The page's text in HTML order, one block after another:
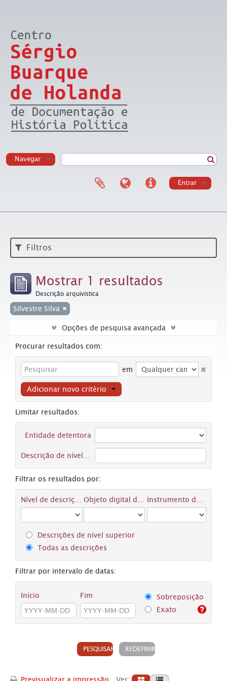
Navegar
Entrar
Filtros
Mostrar 1 resultados
Descrição arquivística
Silvestre Silva
Opções de pesquisa avançada
Procurar resultados com:
em
Adicionar novo critério
Limitar resultados:
Entidade detentora
Filtrar os resultados por:
Descrições de nível superior
Todas as descrições
Filtrar por intervalo de datas:
Início Fim
Sobreposição
Exato
Previsualizar a impressão Ver: